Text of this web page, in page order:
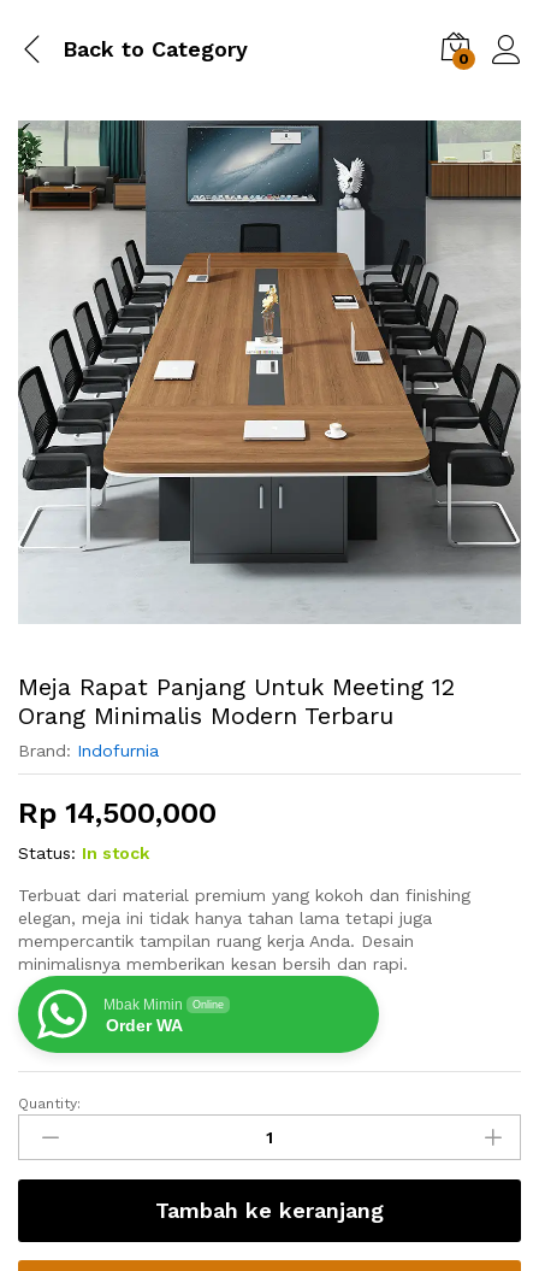
Back to Category 0
Meja Rapat Panjang Untuk Meeting 12
Orang Minimalis Modern Terbaru
Brand: Indofurnia
Rp 14,500,000
Status: In stock
Terbuat dari material premium yang kokoh dan finishing
elegan, meja ini tidak hanya tahan lama tetapi juga
mempercantik tampilan ruang kerja Anda. Desain
minimalisnya memberikan kesan bersih dan rapi.
Mbak Mimin Online
Order WA
Meja
Rapat
Panjang
Untuk
12
Quantity:
Tambah ke keranjang